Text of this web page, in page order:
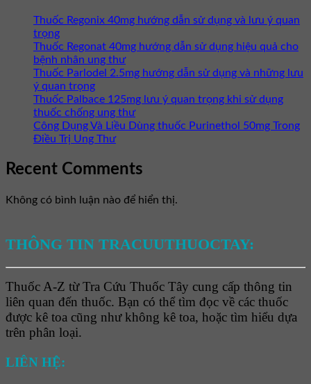
Thuốc Regonix 40mg hướng dẫn sử dụng và lưu ý quan
trọng
Thuốc Regonat 40mg hướng dẫn sử dụng hiệu quả cho
bệnh nhân ung thư
Thuốc Parlodel 2.5mg hướng dẫn sử dụng và những lưu
ý quan trọng
Thuốc Palbace 125mg lưu ý quan trọng khi sử dụng
thuốc chống ung thư
Công Dụng Và Liều Dùng thuốc Purinethol 50mg Trong
Điều Trị Ung Thư
Recent Comments
Không có bình luận nào để hiển thị.
THÔNG TIN TRACUUTHUOCTAY:
Thuốc A-Z từ Tra Cứu Thuốc Tây cung cấp thông tin
liên quan đến thuốc. Bạn có thể tìm đọc về các thuốc
được kê toa cũng như không kê toa, hoặc tìm hiểu dựa
trên phân loại.
LIÊN HỆ: